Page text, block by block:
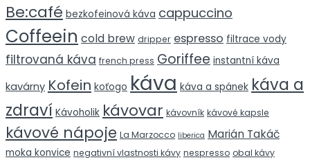
Be:café bezkofeinová káva cappuccino
Coffeein cold brew dripper espresso filtrace vody
filtrovaná káva french press Goriffee instantní káva
kavárny Kofein koťogo káva káva a spánek káva a
zdraví Kávoholik kávovar kávovník kávové kapsle
kávové nápoje La Marzocco liberica Marián Takáč
moka konvice negativní vlastnosti kávy nespresso obal kávy